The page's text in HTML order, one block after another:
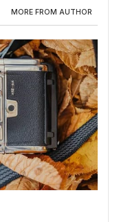
MORE FROM AUTHOR